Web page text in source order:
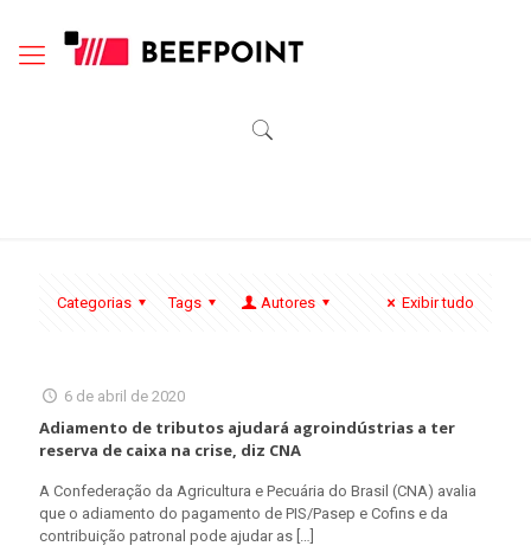
Categorias Tags Autores Exibir tudo
6 de abril de 2020
Adiamento de tributos ajudará agroindústrias a ter
reserva de caixa na crise, diz CNA
A Confederação da Agricultura e Pecuária do Brasil (CNA) avalia
que o adiamento do pagamento de PIS/Pasep e Cofins e da
contribuição patronal pode ajudar as […]